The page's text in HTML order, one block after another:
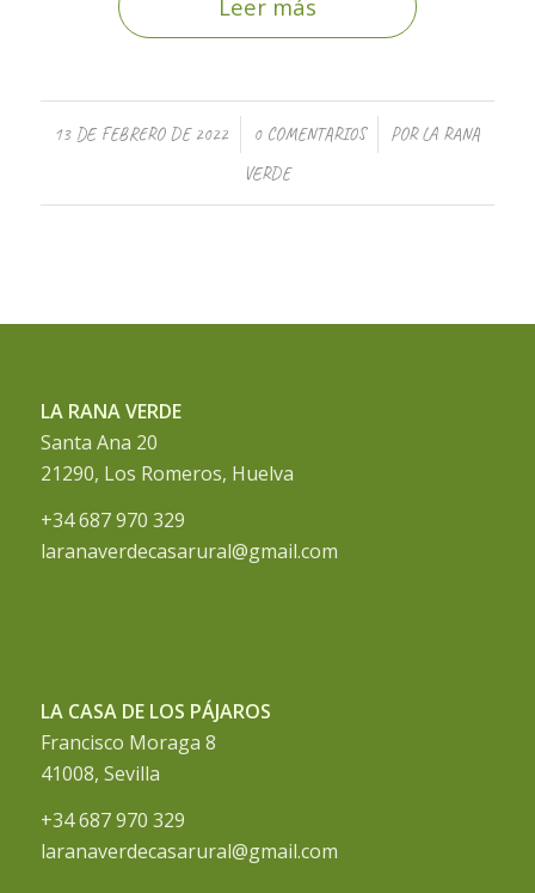
Leer más
13 DE FEBRERO DE 2022
/ 0 COMENTARIOS
/ PORLA RANA
VERDE
LA RANA VERDE
Santa Ana 20
21290, Los Romeros, Huelva
+34 687 970 329
laranaverdecasarural@gmail.com
LA CASA DE LOS PÁJAROS
Francisco Moraga 8
41008, Sevilla
+34 687 970 329
laranaverdecasarural@gmail.com